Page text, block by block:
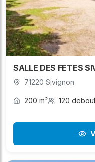
SALLE DES FETES
71220 Sivignon
200 m² 120